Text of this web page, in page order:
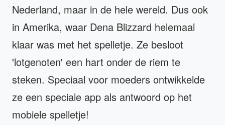
Nederland, maar in de hele wereld. Dus ook
in Amerika, waar Dena Blizzard helemaal
klaar was met het spelletje. Ze besloot
'lotgenoten' een hart onder de riem te
steken. Speciaal voor moeders ontwikkelde
ze een speciale app als antwoord op het
mobiele spelletje!